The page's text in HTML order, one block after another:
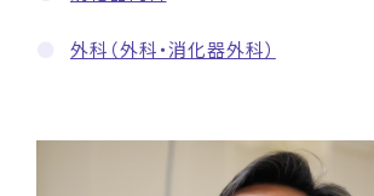
外科（外科・消化器外科）